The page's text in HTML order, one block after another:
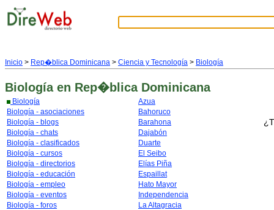
Inicio > Rep�blica Dominicana > Ciencia y Tecnología > Biología
Biología en Rep�blica Dominicana
Biología
Biología - asociaciones
Biología - blogs
Biología - chats
Biología - clasificados
Biología - cursos
Biología - directorios
Biología - educación
Biología - empleo
Biología - eventos
Biología - foros
Azua
Bahoruco
Barahona
Dajabón
Duarte
El Seibo
Elías Piña
Espaillat
Hato Mayor
Independencia
La Altagracia